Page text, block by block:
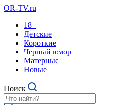
OR-TV.ru
18+
Детские
Короткие
Черный юмор
Матерные
Новые
Поиск